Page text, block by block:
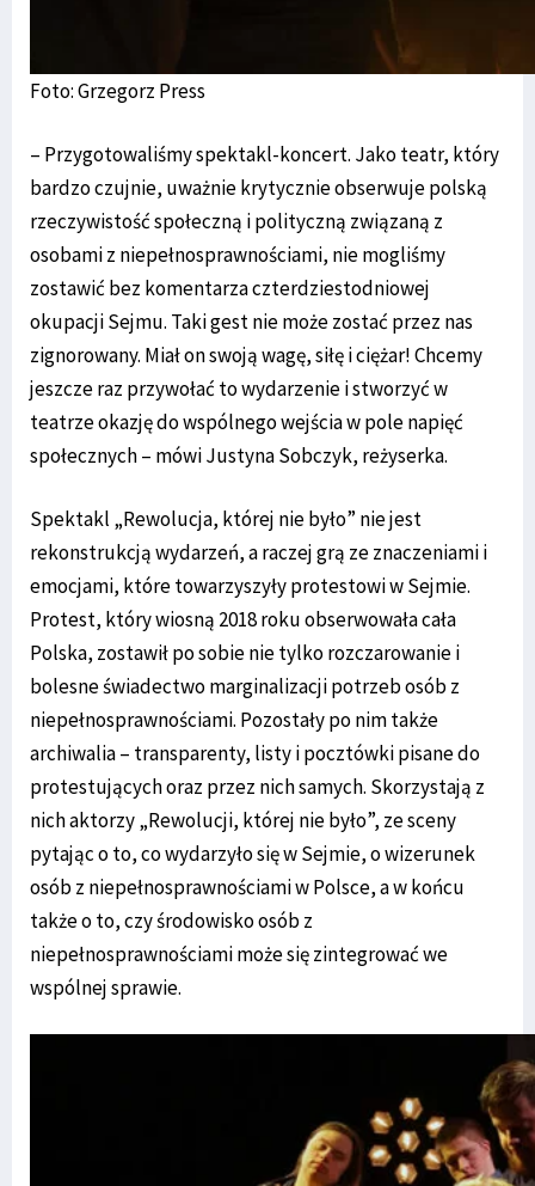
Foto: Grzegorz Press
– Przygotowaliśmy spektakl-koncert. Jako teatr, który
bardzo czujnie, uważnie krytycznie obserwuje polską
rzeczywistość społeczną i polityczną związaną z
osobami z niepełnosprawnościami, nie mogliśmy
zostawić bez komentarza czterdziestodniowej
okupacji Sejmu. Taki gest nie może zostać przez nas
zignorowany. Miał on swoją wagę, siłę i ciężar! Chcemy
jeszcze raz przywołać to wydarzenie i stworzyć w
teatrze okazję do wspólnego wejścia w pole napięć
społecznych – mówi Justyna Sobczyk, reżyserka.
Spektakl „Rewolucja, której nie było” nie jest
rekonstrukcją wydarzeń, a raczej grą ze znaczeniami i
emocjami, które towarzyszyły protestowi w Sejmie.
Protest, który wiosną 2018 roku obserwowała cała
Polska, zostawił po sobie nie tylko rozczarowanie i
bolesne świadectwo marginalizacji potrzeb osób z
niepełnosprawnościami. Pozostały po nim także
archiwalia – transparenty, listy i pocztówki pisane do
protestujących oraz przez nich samych. Skorzystają z
nich aktorzy „Rewolucji, której nie było”, ze sceny
pytając o to, co wydarzyło się w Sejmie, o wizerunek
osób z niepełnosprawnościami w Polsce, a w końcu
także o to, czy środowisko osób z
niepełnosprawnościami może się zintegrować we
wspólnej sprawie.